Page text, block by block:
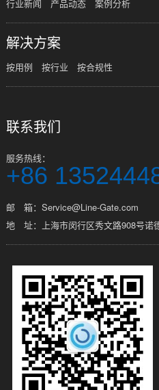
行业新闻 产品动态 案例分析
解决方案
按用例 按行业 按合规性
联系我们
服务热线：
+86
邮 箱：Service@Line-Gate.com
地 址：上海市闵行区秀文路908号诺